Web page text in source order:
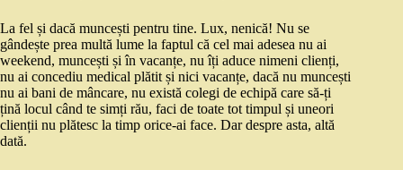
La fel și dacă muncești pentru tine. Lux, nenică! Nu se
gândește prea multă lume la faptul că cel mai adesea nu ai
weekend, muncești și în vacanțe, nu îți aduce nimeni clienți,
nu ai concediu medical plătit și nici vacanțe, dacă nu muncești
nu ai bani de mâncare, nu există colegi de echipă care să-ți
țină locul când te simți rău, faci de toate tot timpul și uneori
clienții nu plătesc la timp orice-ai face. Dar despre asta, altă
dată.